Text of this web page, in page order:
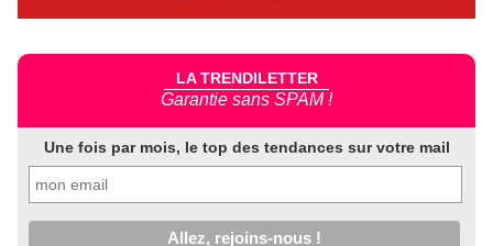
LA TRENDILETTER
Garantie sans SPAM !
Une fois par mois, le top des tendances sur votre mail